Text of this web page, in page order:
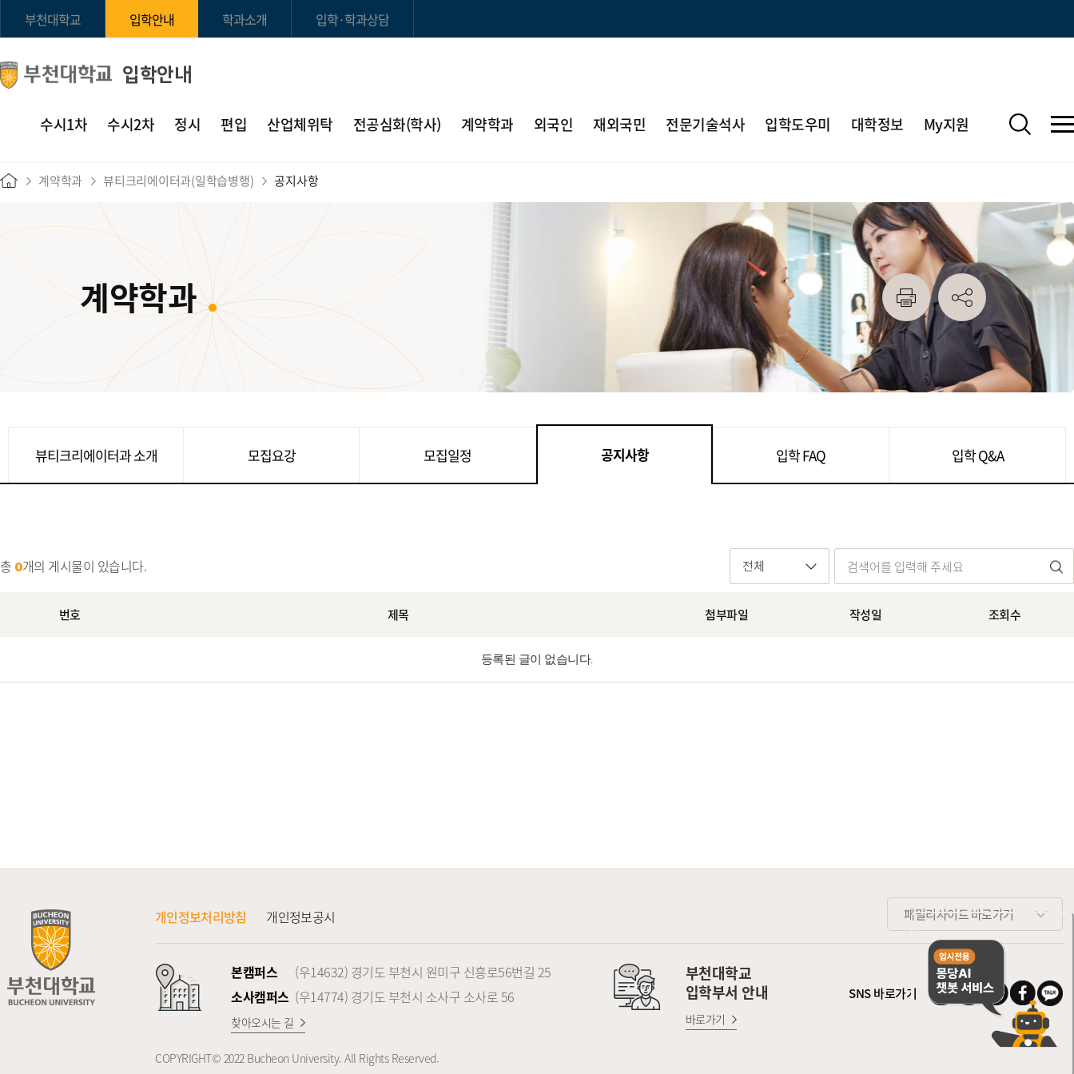
부천대학교 입학안내 학과소개 입학·학과상담
입학안내
수시1차 수시2차 정시 편입 산업체위탁 전공심화(학사) 계약학과 외국인 재외국민 전문기술석사 입학도우미 대학정보 My지원
계약학과 뷰티크리에이터과(일학습병행) 공지사항
계약학과
뷰티크리에이터과 소개 모집요강 모집일정 공지사항 입학 FAQ 입학 Q&A
전체
총 0개의 게시물이 있습니다.
번호 제목 첨부파일 작성일 조회수
등록된 글이 없습니다.
패밀리사이트 바로가기
SNS 바로가기
개인정보처리방침 개인정보공시
본캠퍼스
(우14632) 경기도 부천시 원미구 신흥로56번길 25
소사캠퍼스 (우14774) 경기도 부천시 소사구 소사로 56
찾아오시는 길
부천대학교
입학부서 안내
바로가기
COPYRIGHT© 2022 Bucheon University. All Rights Reserved.